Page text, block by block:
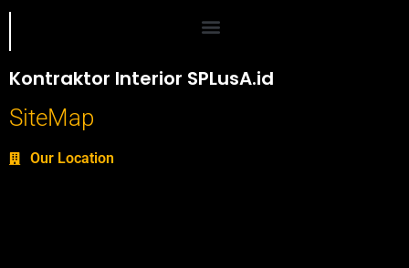
Kontraktor Interior SPLusA.id
SiteMap
Our Location